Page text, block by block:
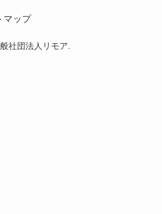
マップ
社団法人リモア.